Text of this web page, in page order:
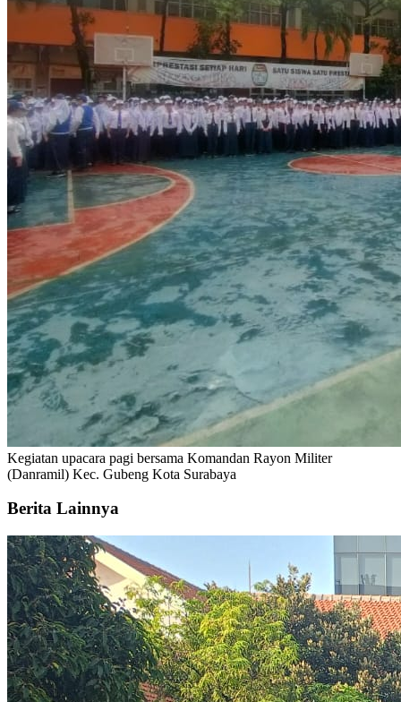
Kegiatan upacara pagi bersama Komandan Rayon Militer
(Danramil) Kec. Gubeng Kota Surabaya
Berita Lainnya